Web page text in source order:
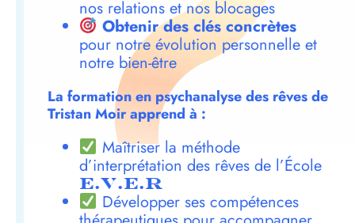
nos relations et nos blocages
Obtenir des clés concrètes
pour notre évolution personnelle et
notre bien-être
La formation en psychanalyse des rêves de
Tristan Moir apprend à :
Maîtriser la méthode
d’interprétation des rêves de l’École
E.V.E.R
Développer ses compétences